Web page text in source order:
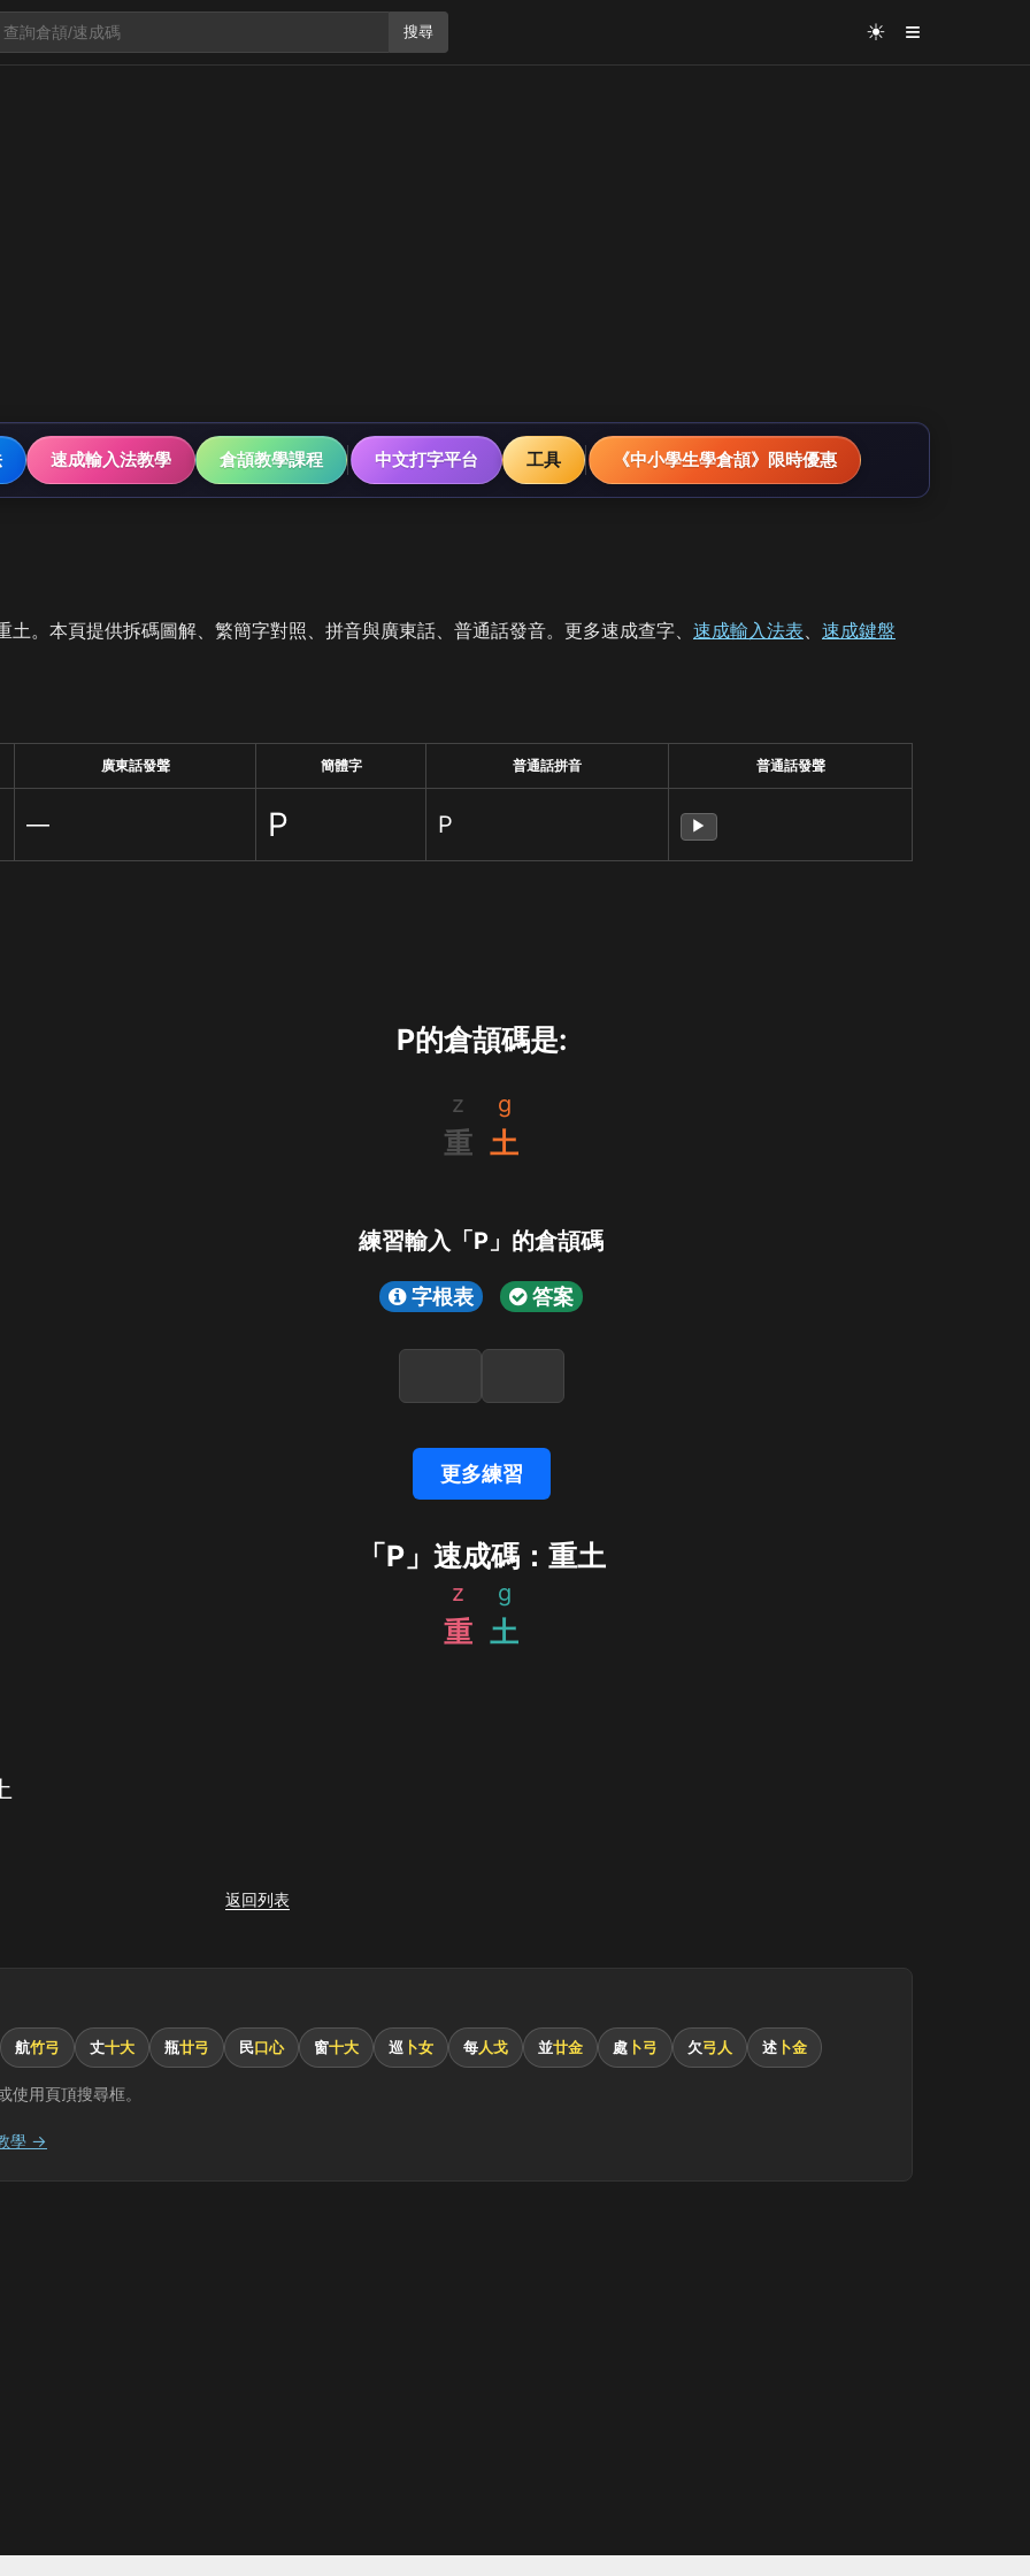
搜尋 ☀ ≡
速成輸入法教學 倉頡教學課程 中文打字平台 工具 《中小學生學倉頡》限時優惠
。本頁提供拆碼圖解、繁簡字對照、拼音與廣東話、普通話發音。更多速成查字、 速成輸入法表、 速成鍵盤
廣東話發聲 簡體字 普通話拼音 普通話發聲
— Р Р ▶
Р的倉頡碼是:
z
重
g
土
練習輸入「Р」的倉頡碼
字根表 答案
更多練習
「Р」速成碼：重土
z
重
g
土
返回列表
航竹弓 丈十大 瓶廿弓 民口心 窗十大 巡 卜女 每人戈 並廿金 處 卜弓 欠弓人 述 卜金
用頁頂搜尋框。
學 →